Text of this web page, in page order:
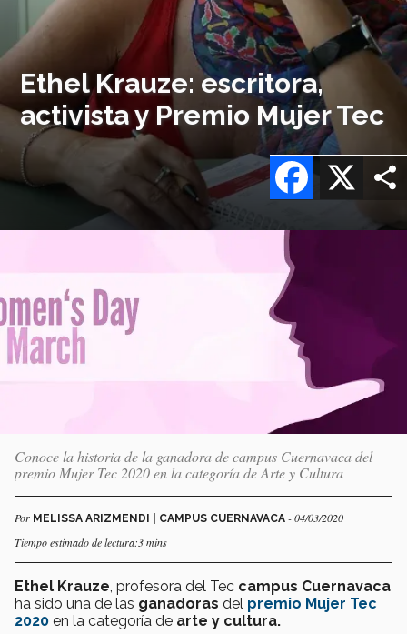
Ethel Krauze: escritora,
activista y Premio Mujer Tec
X
Facebook
Conoce la historia de la ganadora de campus Cuernavaca del
premio Mujer Tec 2020 en la categoría de Arte y Cultura
Por MELISSA ARIZMENDI | CAMPUS CUERNAVACA - 04/03/2020
Tiempo estimado de lectura:3 mins
Ethel Krauze , profesora del Tec campus Cuernavaca
ha sido una de las ganadoras del premio Mujer Tec
2020 en la categoría de arte y cultura.